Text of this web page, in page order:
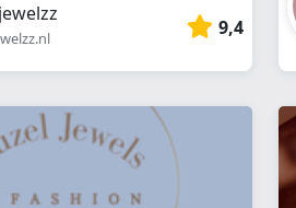
9,4